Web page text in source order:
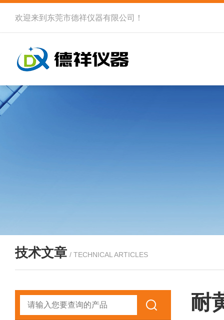
欢迎来到 东莞市德祥仪器有限公司 ！
技术文章 / TECHNICAL ARTICLES
耐